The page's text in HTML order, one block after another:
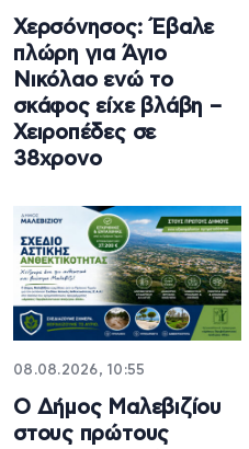
Χερσόνησος: Έβαλε
πλώρη για Άγιο
Νικόλαο ενώ το
σκάφος είχε βλάβη –
Χειροπέδες σε
38χρονο
08.08.2026, 10:55
Ο Δήμος Μαλεβιζίου
στους πρώτους